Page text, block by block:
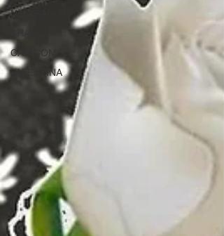
NICARAGUA
CARICOM
PALESTINA